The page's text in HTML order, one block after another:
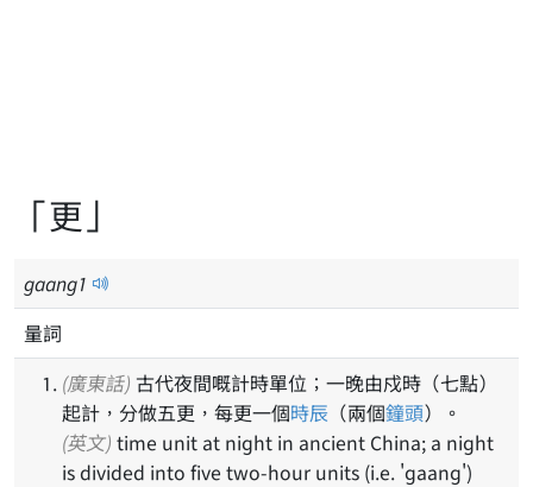
「更」
gaang1
量詞
(廣東話)
起計，分做五更，每更一個時辰 （兩個鐘頭）。
(英文)
is divided into five two-hour units (i.e. 'gaang')